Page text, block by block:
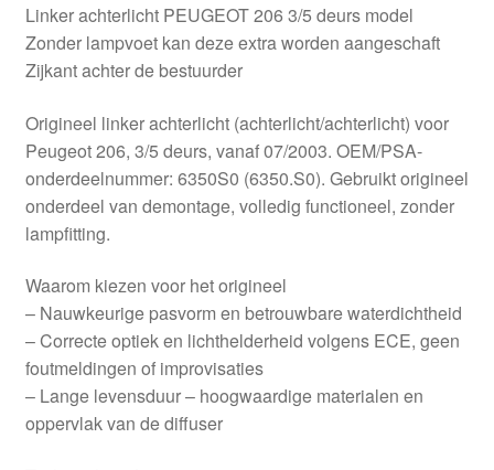
Linker achterlicht PEUGEOT 206 3/5 deurs model
Zonder lampvoet kan deze extra worden aangeschaft
Zijkant achter de bestuurder
Origineel linker achterlicht (achterlicht/achterlicht) voor
Peugeot 206, 3/5 deurs, vanaf 07/2003. OEM/PSA-
onderdeelnummer: 6350S0 (6350.S0). Gebruikt origineel
onderdeel van demontage, volledig functioneel, zonder
lampfitting.
Waarom kiezen voor het origineel
– Nauwkeurige pasvorm en betrouwbare waterdichtheid
– Correcte optiek en lichthelderheid volgens ECE, geen
foutmeldingen of improvisaties
– Lange levensduur – hoogwaardige materialen en
oppervlak van de diffuser